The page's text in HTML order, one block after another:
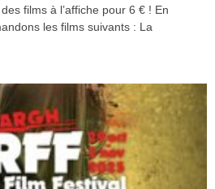
films à l’affiche pour 6 € ! En
les films suivants : La